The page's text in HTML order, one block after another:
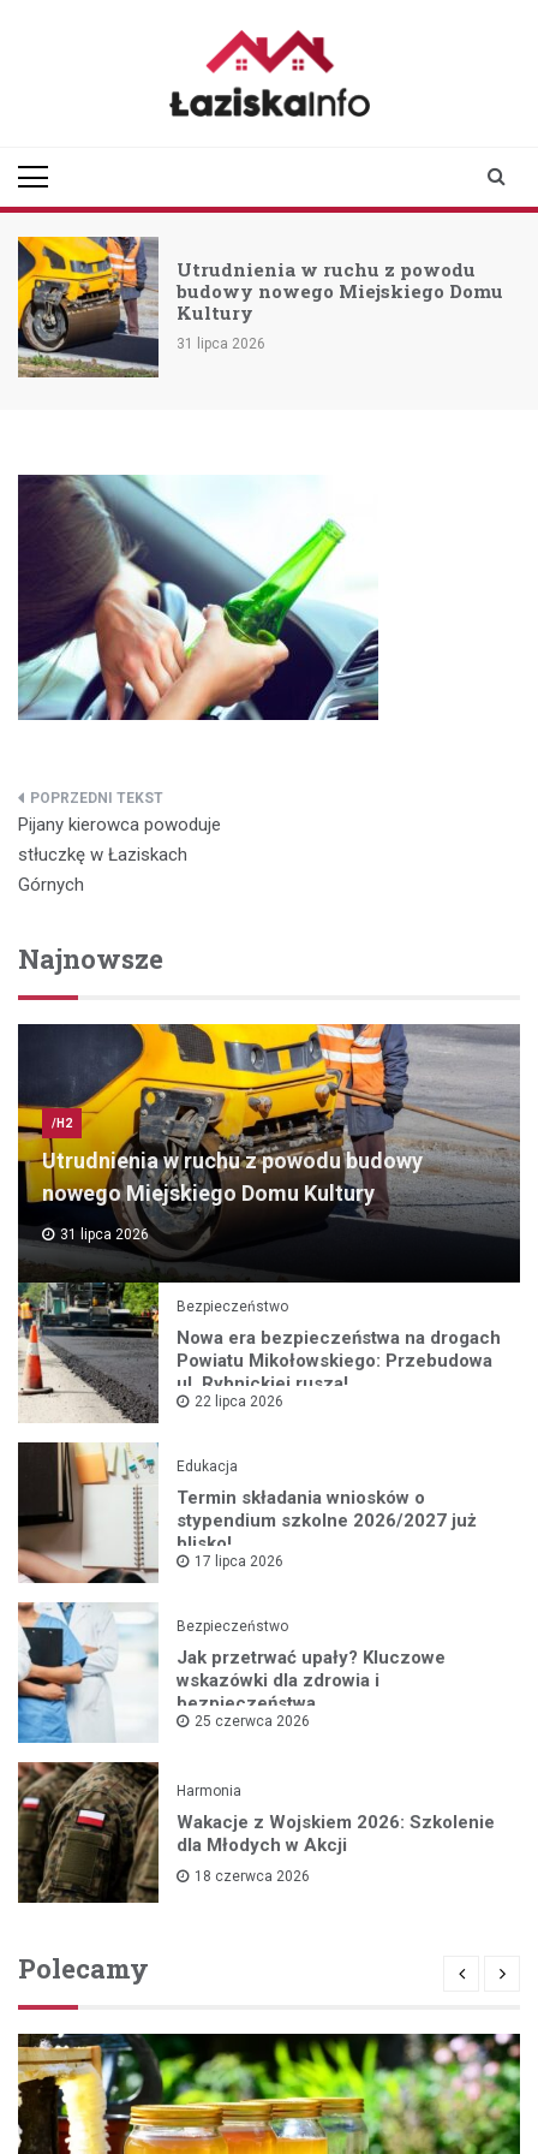
Utrudnienia w ruchu z powodu
budowy nowego Miejskiego Domu
Kultury
31 lipca 2026
Nawigacja
wpisu
Pijany kierowca powoduje
stłuczkę w Łaziskach
Górnych
Najnowsze
/H2
Utrudnienia w ruchu z powodu budowy
nowego Miejskiego Domu Kultury
31 lipca 2026
Bezpieczeństwo
Nowa era bezpieczeństwa na drogach
Powiatu Mikołowskiego: Przebudowa
ul. Rybnickiej rusza!
22 lipca 2026
Edukacja
Termin składania wniosków o
stypendium szkolne 2026/2027 już
blisko!
17 lipca 2026
Bezpieczeństwo
Jak przetrwać upały? Kluczowe
wskazówki dla zdrowia i
bezpieczeństwa
25 czerwca 2026
Harmonia
Wakacje z Wojskiem 2026: Szkolenie
dla Młodych w Akcji
18 czerwca 2026
Polecamy